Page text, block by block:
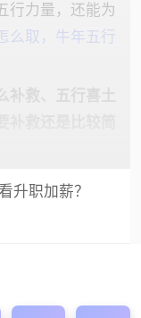
行力量，还能为
么取，牛年五行
补救、五行喜土
升职加薪？